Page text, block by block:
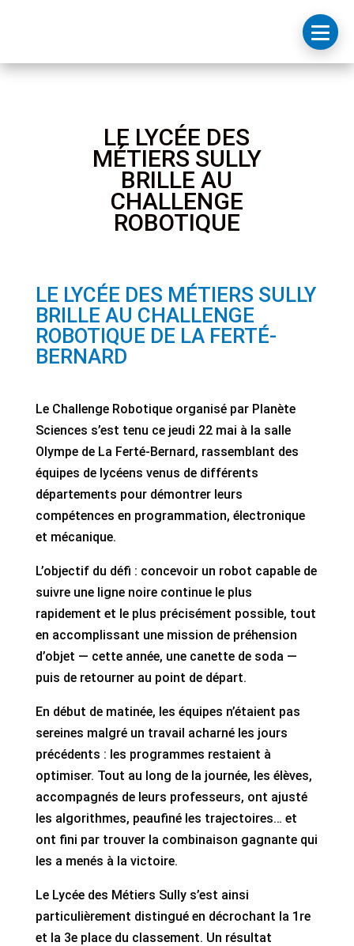
LE LYCÉE DES
MÉTIERS SULLY
BRILLE AU
CHALLENGE
ROBOTIQUE
LE LYCÉE DES MÉTIERS SULLY
BRILLE AU CHALLENGE
ROBOTIQUE DE LA FERTÉ-
BERNARD
Le Challenge Robotique organisé par Planète
Sciences s’est tenu ce jeudi 22 mai à la salle
Olympe de La Ferté-Bernard, rassemblant des
équipes de lycéens venus de différents
départements pour démontrer leurs
compétences en programmation, électronique
et mécanique.
L’objectif du défi : concevoir un robot capable de
suivre une ligne noire continue le plus
rapidement et le plus précisément possible, tout
en accomplissant une mission de préhension
d’objet — cette année, une canette de soda —
puis de retourner au point de départ.
En début de matinée, les équipes n’étaient pas
sereines malgré un travail acharné les jours
précédents : les programmes restaient à
optimiser. Tout au long de la journée, les élèves,
accompagnés de leurs professeurs, ont ajusté
les algorithmes, peaufiné les trajectoires… et
ont fini par trouver la combinaison gagnante qui
les a menés à la victoire.
Le Lycée des Métiers Sully s’est ainsi
particulièrement distingué en décrochant la 1re
et la 3e place du classement. Un résultat